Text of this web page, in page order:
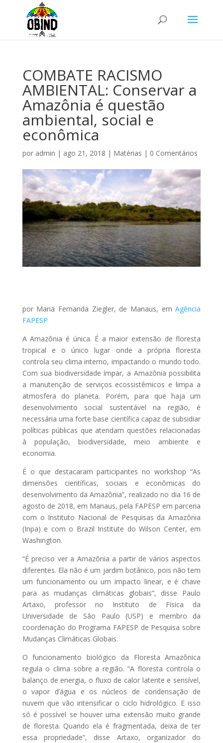
COMBATE RACISMO
AMBIENTAL: Conservar a
Amazônia é questão
ambiental, social e
econômica
por admin | ago 21, 2018 | Matérias | 0 Comentários
por Maria Fernanda Ziegler, de Manaus, emAgência
FAPESP
A Amazônia é única. É a maior extensão de floresta
tropical e o único lugar onde a própria floresta
controla seu clima interno, impactando o mundo todo.
Com sua biodiversidade ímpar, a Amazônia possibilita
a manutenção de serviços ecossistêmicos e limpa a
atmosfera do planeta. Porém, para que haja um
desenvolvimento social sustentável na região, é
necessária uma forte base científica capaz de subsidiar
políticas públicas que atendam questões relacionadas
à população, biodiversidade, meio ambiente e
economia.
É o que destacaram participantes no workshop “As
dimensões científicas, sociais e econômicas do
desenvolvimento da Amazônia”, realizado no dia 16 de
agosto de 2018, em Manaus, pela FAPESP em parceria
com o Instituto Nacional de Pesquisas da Amazônia
(Inpa) e com o Brazil Institute do Wilson Center, em
Washington.
“É preciso ver a Amazônia a partir de vários aspectos
diferentes. Ela não é um jardim botânico, pois não tem
um funcionamento ou um impacto linear, e é chave
para as mudanças climáticas globais”, disse Paulo
Artaxo, professor no Instituto de Física da
Universidade de São Paulo (USP) e membro da
coordenação do Programa FAPESP de Pesquisa sobre
Mudanças Climáticas Globais.
O funcionamento biológico da Floresta Amazônica
regula o clima sobre a região. “A floresta controla o
balanço de energia, o fluxo de calor latente e sensível,
o vapor d’água e os núcleos de condensação de
nuvem que vão intensificar o ciclo hidrológico. E isso
só é possível se houver uma extensão muito grande
de floresta. Quando ela é fragmentada, deixa de ter
essa propriedade”, disse Artaxo, organizador do